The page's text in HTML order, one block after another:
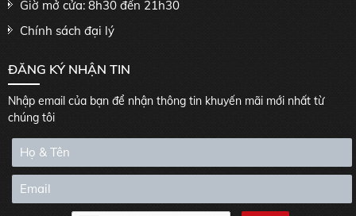
Giờ mở cửa: 8h30 đến 21h30
Chính sách đại lý
ĐĂNG KÝ NHẬN TIN
Nhập email của bạn để nhận thông tin khuyến mãi mới nhất từ
chúng tôi